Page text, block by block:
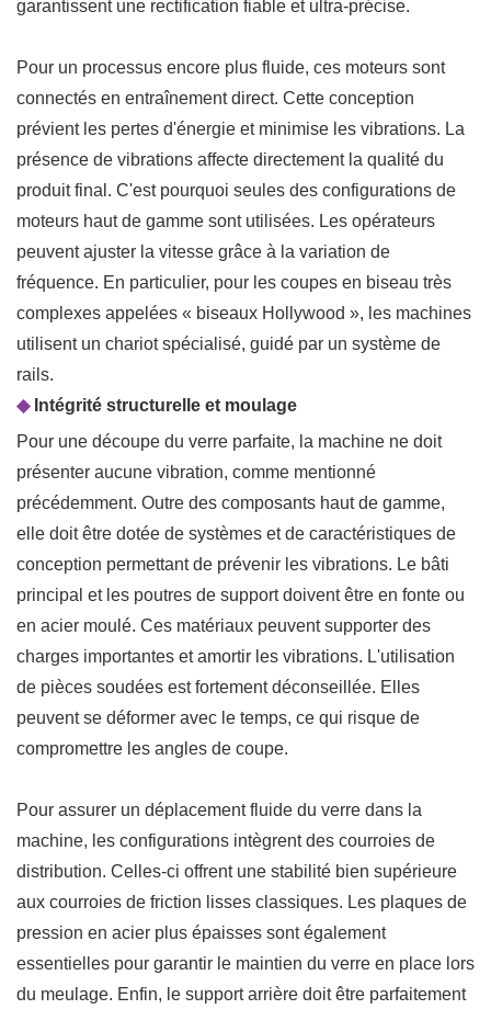
garantissent une rectification fiable et ultra-précise.
Pour un processus encore plus fluide, ces moteurs sont
connectés en entraînement direct. Cette conception
prévient les pertes d'énergie et minimise les vibrations. La
présence de vibrations affecte directement la qualité du
produit final. C'est pourquoi seules des configurations de
moteurs haut de gamme sont utilisées. Les opérateurs
peuvent ajuster la vitesse grâce à la variation de
fréquence. En particulier, pour les coupes en biseau très
complexes appelées « biseaux Hollywood », les machines
utilisent un chariot spécialisé, guidé par un système de
rails.
◆Intégrité structurelle et moulage
Pour une découpe du verre parfaite, la machine ne doit
présenter aucune vibration, comme mentionné
précédemment. Outre des composants haut de gamme,
elle doit être dotée de systèmes et de caractéristiques de
conception permettant de prévenir les vibrations. Le bâti
principal et les poutres de support doivent être en fonte ou
en acier moulé. Ces matériaux peuvent supporter des
charges importantes et amortir les vibrations. L'utilisation
de pièces soudées est fortement déconseillée. Elles
peuvent se déformer avec le temps, ce qui risque de
compromettre les angles de coupe.
Pour assurer un déplacement fluide du verre dans la
machine, les configurations intègrent des courroies de
distribution. Celles-ci offrent une stabilité bien supérieure
aux courroies de friction lisses classiques. Les plaques de
pression en acier plus épaisses sont également
essentielles pour garantir le maintien du verre en place lors
du meulage. Enfin, le support arrière doit être parfaitement